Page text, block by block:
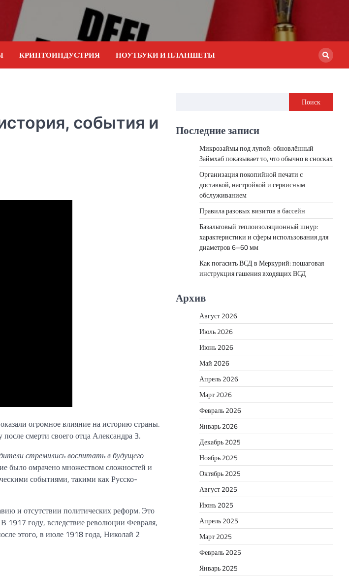
КРИПТОИНДУСТРИЯ НОУТБУКИ И ПЛАНШЕТЫ
события и
огромное влияние на историю страны.
смерти своего отца Александра 3.
стремились воспитать в будущего
было омрачено множеством сложностей и
событиями, такими как Русско-
и отсутствии политических реформ. Это
1917 году, вследствие революции Февраля,
этого, в июле 1918 года, Николай 2
Поиск
Последние записи
Микрозаймы под лупой: обновлённый
Займхаб показывает то, что обычно в сносках
Организация покопийной печати с
доставкой, настройкой и сервисным
обслуживанием
Правила разовых визитов в бассейн
Базальтовый теплоизоляционный шнур:
характеристики и сферы использования для
диаметров 6–60 мм
Как погасить ВСД в Меркурий: пошаговая
инструкция гашения входящих ВСД
Архив
Август 2026
Июль 2026
Июнь 2026
Май 2026
Апрель 2026
Март 2026
Февраль 2026
Январь 2026
Декабрь 2025
Ноябрь 2025
Октябрь 2025
Август 2025
Июнь 2025
Апрель 2025
Март 2025
Февраль 2025
Январь 2025